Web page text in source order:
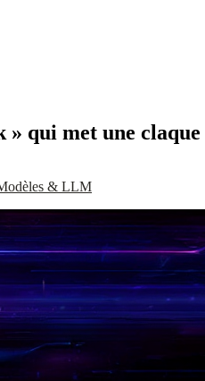
qui met une claque
& LLM